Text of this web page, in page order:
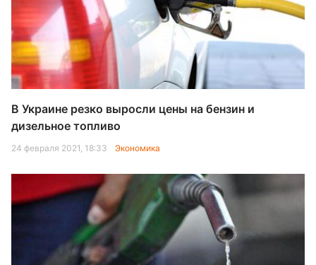
В Украине резко выросли цены на бензин и
дизельное топливо
24 февраля 2021, 18:33 Экономика